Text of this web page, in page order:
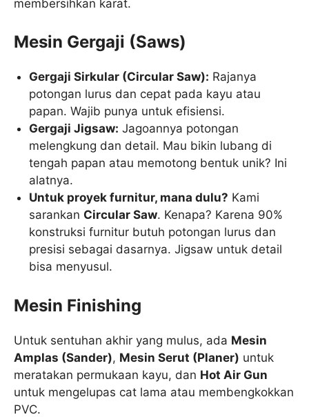
membersihkan karat.
Mesin Gergaji (Saws)
Gergaji Sirkular (Circular Saw): Rajanya
potongan lurus dan cepat pada kayu atau
papan. Wajib punya untuk efisiensi.
Gergaji Jigsaw: Jagoannya potongan
melengkung dan detail. Mau bikin lubang di
tengah papan atau memotong bentuk unik? Ini
alatnya.
Untuk proyek furnitur, mana dulu? Kami
sarankan Circular Saw. Kenapa? Karena 90%
konstruksi furnitur butuh potongan lurus dan
presisi sebagai dasarnya. Jigsaw untuk detail
bisa menyusul.
Mesin Finishing
Untuk sentuhan akhir yang mulus, ada Mesin
Amplas (Sander), Mesin Serut (Planer) untuk
meratakan permukaan kayu, dan Hot Air Gun
untuk mengelupas cat lama atau membengkokkan
PVC.